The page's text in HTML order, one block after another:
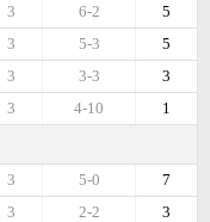
5
6-2
3
5
5-3
3
3
3-3
3
1
4-10
3
7
5-0
3
3
2-2
3